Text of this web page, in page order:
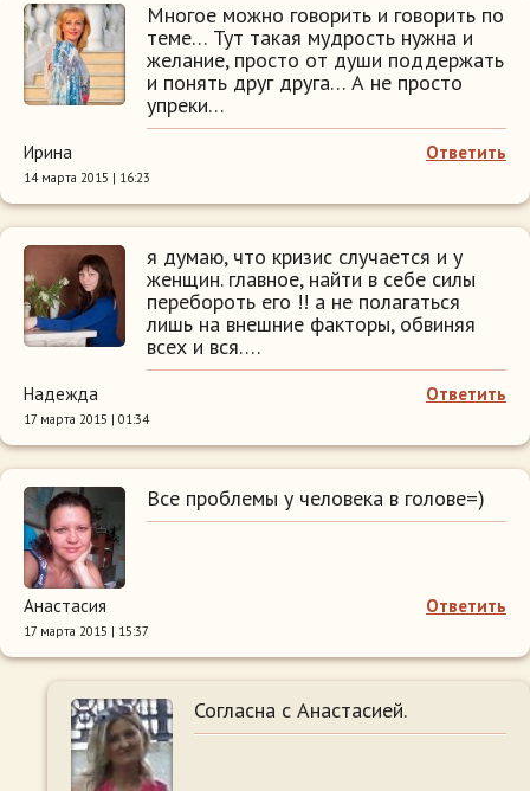
Многое можно говорить и говорить по
теме… Тут такая мудрость нужна и
желание, просто от души поддержать
и понять друг друга… А не просто
упреки…
Ответить
Ирина
14 марта 2015 | 16:23
я думаю, что кризис случается и у
женщин. главное, найти в себе силы
перебороть его !! а не полагаться
лишь на внешние факторы, обвиняя
всех и вся….
Ответить
Надежда
17 марта 2015 | 01:34
Все проблемы у человека в голове=)
Ответить
Анастасия
17 марта 2015 | 15:37
Согласна с Анастасией.